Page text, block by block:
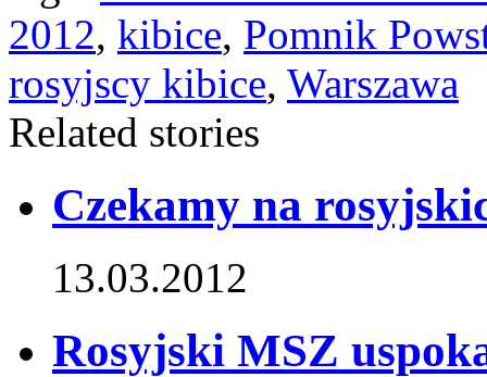
2012, kibice, Pomnik
rosyjscy kibice, Warszawa
Related stories
Czekamy na
13.03.2012
Rosyjski MSZ